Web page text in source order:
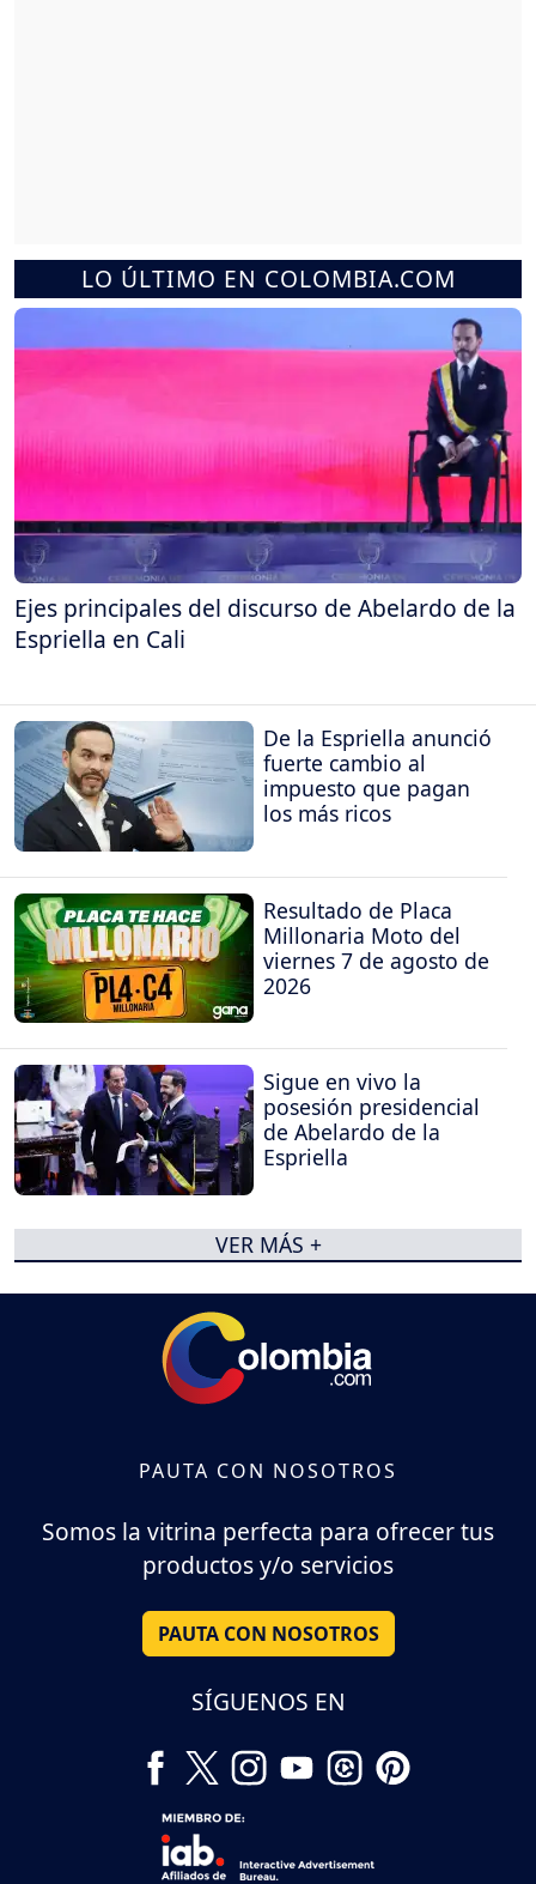
LO ÚLTIMO EN COLOMBIA.COM
Ejes principales del discurso de Abelardo de la
Espriella en Cali
De la Espriella anunció
fuerte cambio al
impuesto que pagan
los más ricos
Resultado de Placa
Millonaria Moto del
viernes 7 de agosto de
2026
Sigue en vivo la
posesión presidencial
de Abelardo de la
Espriella
VER MÁS +
PAUTA CON NOSOTROS
Somos la vitrina perfecta para ofrecer tus
productos y/o servicios
PAUTA CON NOSOTROS
SÍGUENOS EN